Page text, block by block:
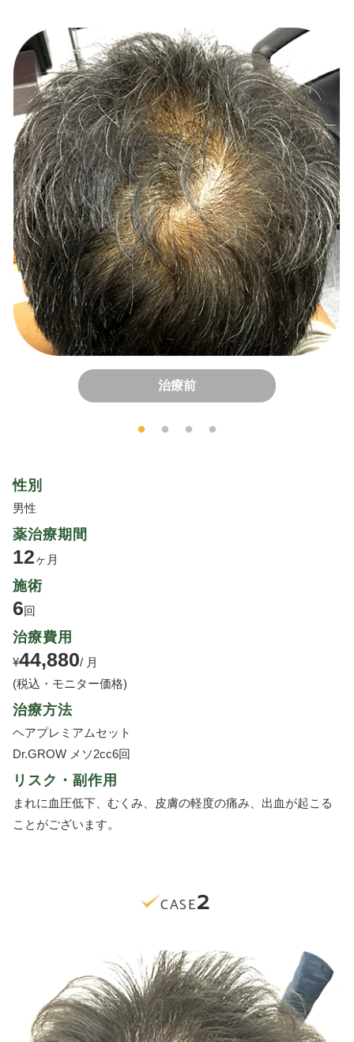
治療前
性別
男性
薬治療期間
12ヶ月
施術
6回
治療費用
¥44,880/ 月
(税込・モニター価格)
治療方法
ヘアプレミアムセット
Dr.GROW メソ2cc6回
リスク・副作用
まれに血圧低下、むくみ、皮膚の軽度の痛み、出血が起こる
ことがございます。
CASE2